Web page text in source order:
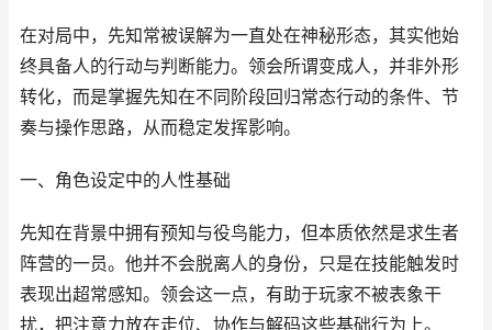
在对局中，先知常被误解为一直处在神秘形态，其实他始
终具备人的行动与判断能力。领会所谓变成人，并非外形
转化，而是掌握先知在不同阶段回归常态行动的条件、节
奏与操作思路，从而稳定发挥影响。
一、角色设定中的人性基础
先知在背景中拥有预知与役鸟能力，但本质依然是求生者
阵营的一员。他并不会脱离人的身份，只是在技能触发时
表现出超常感知。领会这一点，有助于玩家不被表象干
扰，把注意力放在走位、协作与解码这些基础行为上。